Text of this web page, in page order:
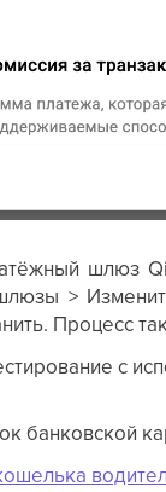
шлюз
>
Процесс
с
банковской